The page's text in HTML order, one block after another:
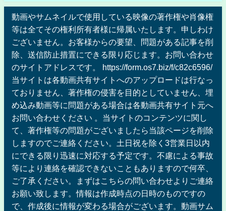
動画やサムネイルで使用している映像の著作権や肖像権
等は全てその権利所有者様に帰属いたします。申しわけ
ございません。お客様からの要望、問題がある記事を削
除、送信防止措置にできる限り応じます。お問い合わせ
のサイトアドレスです。 https://form.os7.biz/f/c82c6596/
当サイトは各動画共有サイトへのアップロードは行なっ
ておりません、著作権の侵害を目的としていません、埋
め込み動画等に問題がある場合は各動画共有サイト元へ
お問い合わせください 。当サイトのコンテンツに関し
て、著作権等の問題がございましたら当該ページを削除
しますのでご連絡ください。土日祝を除く3営業日以内
にできる限り迅速に対応する予定です。不慮による事故
等により連絡を確認できないこともありますので何卒、
ご了承ください。まずはこちらの問い合わせよりご連絡
お願い致します。情報は作成時点の日時のものですの
で、作成後に情報が変わる場合がございます。動画サム